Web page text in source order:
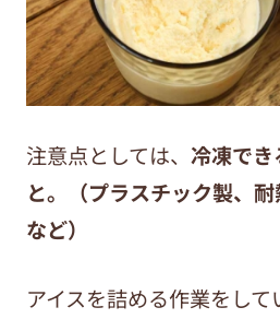
注意点としては、 冷凍でき
と。（プラスチック製、
など）
アイスを詰める作業をし